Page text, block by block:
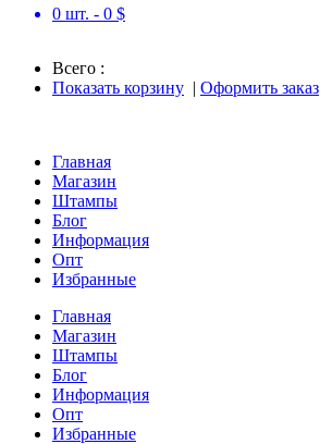
0 шт. - 0 $
Всего :
Показать корзину | Оформить заказ
Главная
Магазин
Штампы
Блог
Информация
Опт
Избранные
Главная
Магазин
Штампы
Блог
Информация
Опт
Избранные